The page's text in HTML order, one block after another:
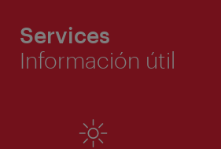
Services
Información útil